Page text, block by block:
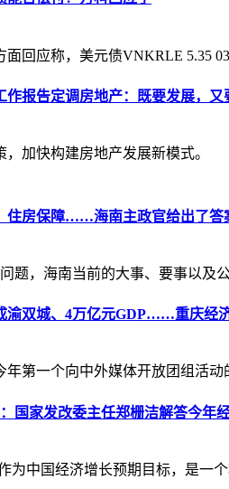
面回应称，美元债VNKRLE 5.35
作报告定调房地产：既要发展，又
，加快构建房地产发展新模式。
住房保障……海南主政官给出了答
题，海南当前的大事、要事以及
渝双城、4万亿元GDP……重庆经
年第一个向中外媒体开放团组活动
国家发改委主任郑栅洁解答今年
为中国经济增长预期目标，是一